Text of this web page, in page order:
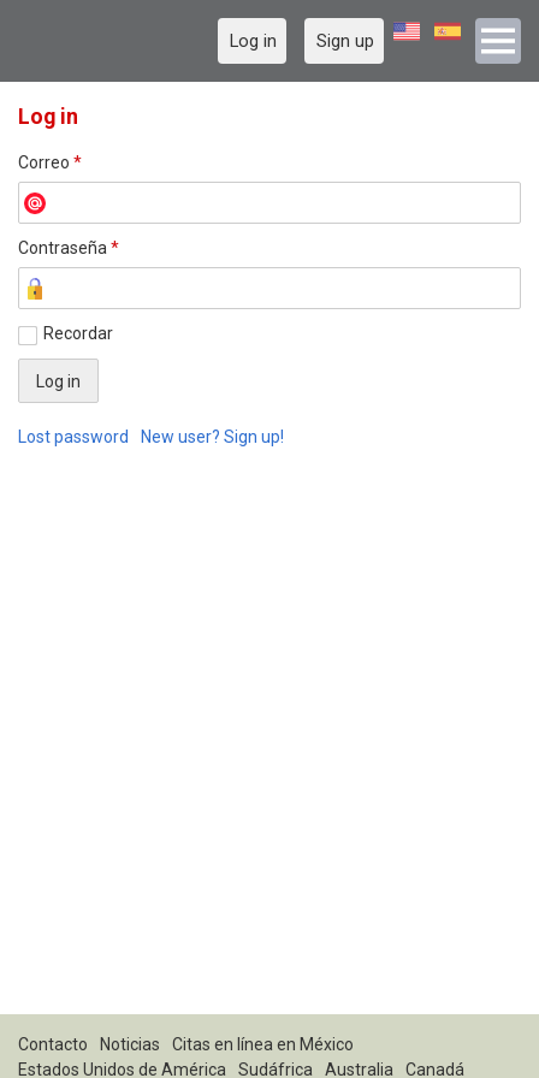
Log in Sign up
Log in
Correo *
Contraseña *
Recordar
Lost password New user? Sign up!
Contacto Noticias
Citas en línea en México
Estados Unidos de América
Sudáfrica Australia Canadá